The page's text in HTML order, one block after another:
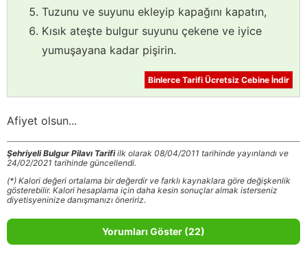
Tuzunu ve suyunu ekleyip kapağını kapatın,
Kısık ateşte bulgur suyunu çekene ve iyice
yumuşayana kadar pişirin.
Binlerce Tarifi Ücretsiz Cebine İndir
Afiyet olsun...
Şehriyeli Bulgur Pilavı Tarifiilk olarak 08/04/2011 tarihinde yayınlandı ve
24/02/2021 tarihinde güncellendi.
(*) Kalori değeri ortalama bir değerdir ve farklı kaynaklara göre değişkenlik
gösterebilir. Kalori hesaplama için daha kesin sonuçlar almak isterseniz
diyetisyeninize danışmanızı öneririz.
Yorumları Göster (22)